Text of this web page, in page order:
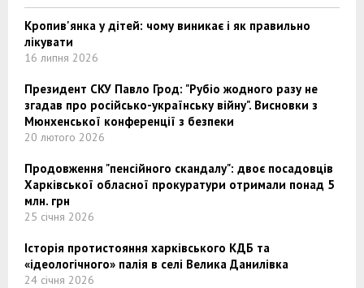
Кропив'янка у дітей: чому виникає і як правильно
лікувати
16 липня 2026
Президент СКУ Павло Грод: "Рубіо жодного разу не
згадав про російсько-українську війну". Висновки з
Мюнхенської конференції з безпеки
20 лютого 2026
Продовження "пенсійного скандалу": двоє посадовців
Харківської обласної прокуратури отримали понад 5
млн. грн
25 січня 2026
Історія протистояння харківського КДБ та
«ідеологічного» палія в селі Велика Данилівка
24 січня 2026